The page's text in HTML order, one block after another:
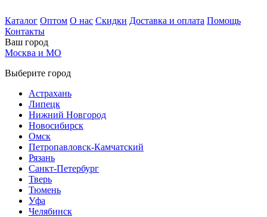
Каталог Оптом О нас Скидки Доставка и оплата Помощь
Контакты
Ваш город
Москва и МО
Выберите город
Астрахань
Липецк
Нижний Новгород
Новосибирск
Омск
Петропавловск-Камчатский
Рязань
Санкт-Петербург
Тверь
Тюмень
Уфа
Челябинск